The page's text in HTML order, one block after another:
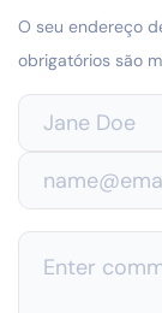
O seu endereço
obrigatórios são